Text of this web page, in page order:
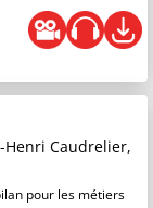
Henri Caudrelier,
pour les métiers